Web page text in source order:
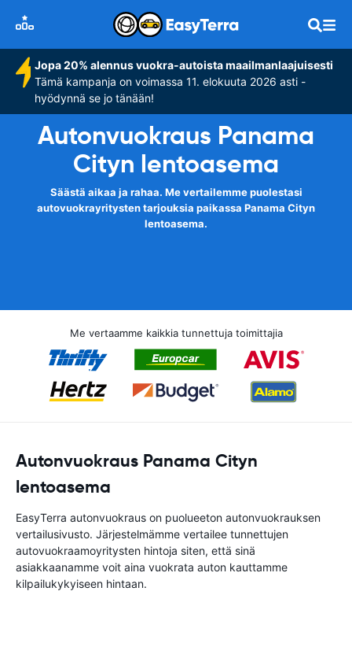
Jopa 20% alennus vuokra-autoista maailmanlaajuisesti
Tämä kampanja on voimassa 11. elokuuta 2026 asti -
hyödynnä se jo tänään!
Autonvuokraus Panama
Cityn lentoasema
Säästä aikaa ja rahaa. Me vertailemme puolestasi
autovuokrayritysten tarjouksia paikassa Panama Cityn
lentoasema.
Me vertaamme kaikkia tunnettuja toimittajia
Autonvuokraus Panama Cityn
lentoasema
EasyTerra autonvuokraus on puolueeton autonvuokrauksen
vertailusivusto. Järjestelmämme vertailee tunnettujen
autovuokraamoyritysten hintoja siten, että sinä
asiakkaanamme voit aina vuokrata auton kauttamme
kilpailukykyiseen hintaan.